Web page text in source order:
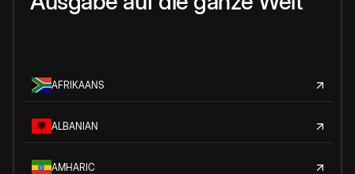
AFRIKAANS
ALBANIAN
AMHARIC